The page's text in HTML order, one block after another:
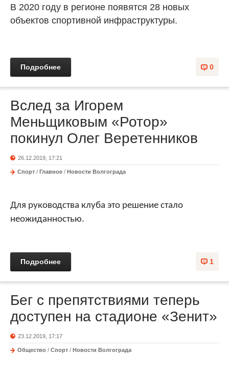
В 2020 году в регионе появятся 28 новых
объектов спортивной инфраструктуры.
0
Подробнее
Вслед за Игорем
Меньщиковым «Ротор»
покинул Олег Веретенников
26.12.2019, 17:21
Спорт / Главное / Новости Волгограда
Для руководства клуба это решение стало
неожиданностью.
1
Подробнее
Бег с препятствиями теперь
доступен на стадионе «Зенит»
23.12.2019, 17:17
Общество / Спорт / Новости Волгограда